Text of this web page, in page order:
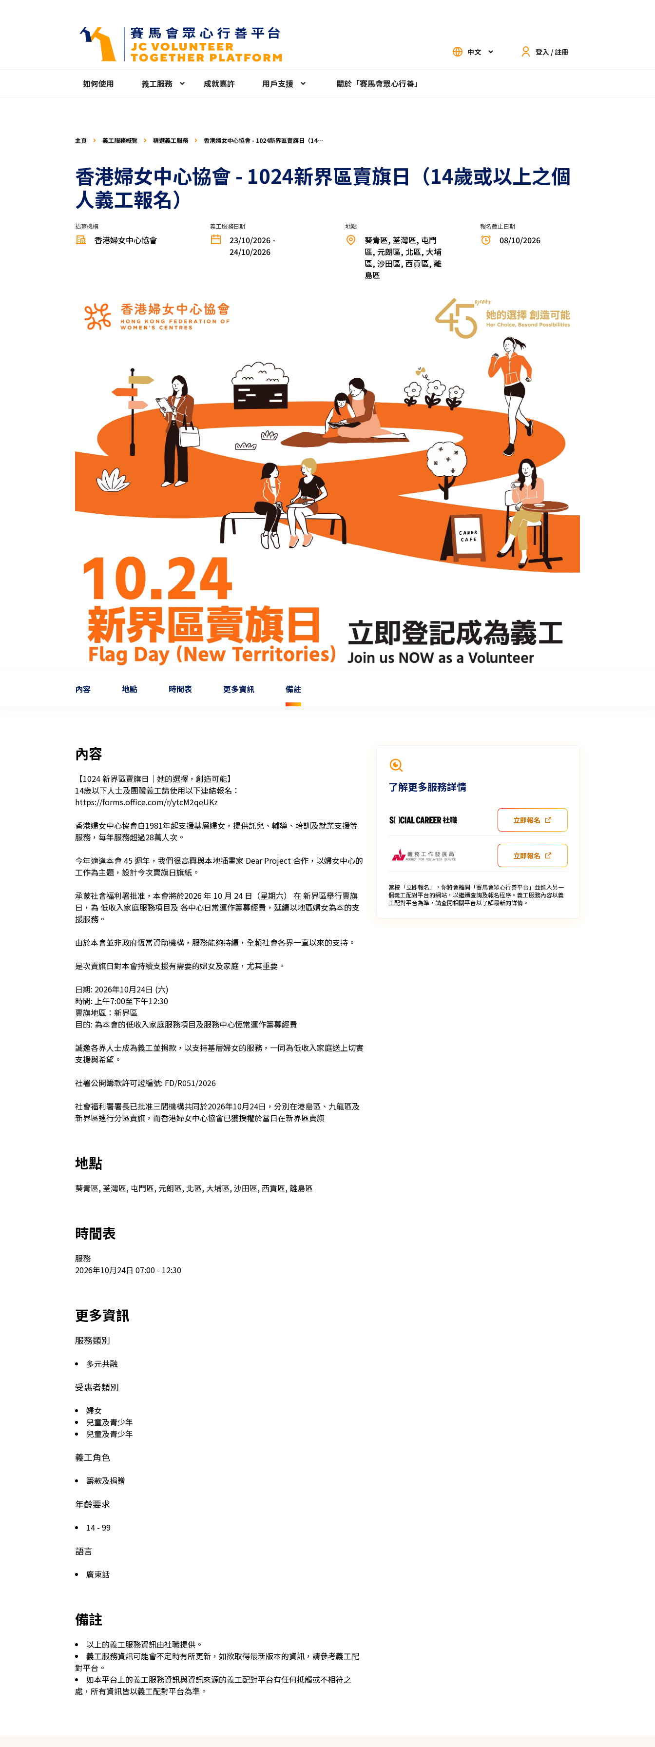
中文 登入 / 註冊
如何使用 義工服務 成就嘉許 用戶支援 關於「賽馬會眾心行善」
主頁 義工服務概覽 精選義工服務
香港婦女中心協會 - 1024新界區賣旗日（14歲
香港婦女中心協會 - 1024新界區賣旗日（14歲或以上之個
人義工報名）
招募機構
香港婦女中心協會
義工服務日期
23/10/2026 -
24/10/2026
地點
葵青區, 荃灣區, 屯門
區, 元朗區, 北區, 大埔
區, 沙田區, 西貢區, 離
島區
報名截止日期
08/10/2026
內容 地點 時間表 更多資訊 備註
內容
【1024 新界區賣旗日｜她的選擇，創造可能】
14歲以下人士及團體義工請使用以下連結報名：
https://forms.office.com/r/ytcM2qeUKz
香港婦女中心協會自1981年起支援基層婦女，提供託兒、輔導、培訓及就業支援等
服務，每年服務超過28萬人次。
今年適逢本會 45 週年，我們很高興與本地插畫家 Dear Project 合作，以婦女中心的
工作為主題，設計今次賣旗日旗紙。
承蒙社會福利署批准，本會將於2026 年 10 月 24 日（星期六） 在 新界區舉行賣旗
日，為 低收入家庭服務項目及 各中心日常運作籌募經費，延續以地區婦女為本的支
援服務。
由於本會並非政府恆常資助機構，服務能夠持續，全賴社會各界一直以來的支持。
是次賣旗日對本會持續支援有需要的婦女及家庭，尤其重要。
日期: 2026年10月24日 (六)
時間: 上午7:00至下午12:30
賣旗地區：新界區
目的: 為本會的低收入家庭服務項目及服務中心恆常運作籌募經費
誠邀各界人士成為義工並捐款，以支持基層婦女的服務，一同為低收入家庭送上切實
支援與希望。
社署公開籌款許可證編號: FD/R051/2026
社會福利署署長已批准三間機構共同於2026年10月24日，分別在港島區、九龍區及
新界區進行分區賣旗，而香港婦女中心協會已獲授權於當日在新界區賣旗
地點
葵青區, 荃灣區, 屯門區, 元朗區, 北區, 大埔區, 沙田區, 西貢區, 離島區
時間表
服務
2026年10月24日 07:00 - 12:30
更多資訊
服務類別
多元共融
受惠者類別
婦女
兒童及青少年
兒童及青少年
義工角色
籌款及捐贈
年齡要求
14 - 99
語言
廣東話
備註
以上的義工服務資訊由社職提供。
義工服務資訊可能會不定時有所更新，如欲取得最新版本的資訊，請參考義工配
對平台。
如本平台上的義工服務資訊與資訊來源的義工配對平台有任何抵觸或不相符之
處，所有資訊皆以義工配對平台為準。
了解更多服務詳情
立即報名
立即報名
當按「立即報名」，你將會離開「賽馬會眾心行善平台」並進入另一
個義工配對平台的網站，以繼續查詢及報名程序。義工服務內容以義
工配對平台為準，請查閱相關平台以了解最新的詳情。